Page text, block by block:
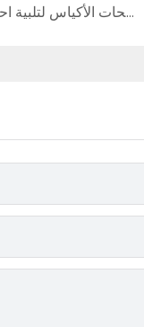
اكتشف فوائد أنظمة مرشحات الأكياس: لماذا تستخدم مرشحات الأكياس لتلبية احتياجات الترشيح الخاصة بك